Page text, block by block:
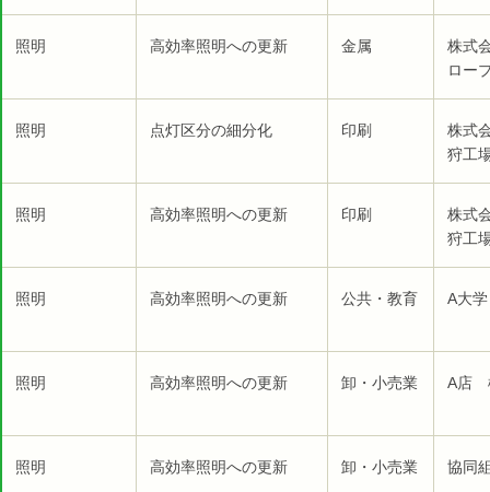
照明 高効率照明への更新 金属
株式
ロー
照明 点灯区分の細分化 印刷
株式
狩工
照明 高効率照明への更新 印刷
株式
狩工
照明 高効率照明への更新 公共・教育 A大
照明 高効率照明への更新 卸・小売業 A店
照明 高効率照明への更新 卸・小売業 協同